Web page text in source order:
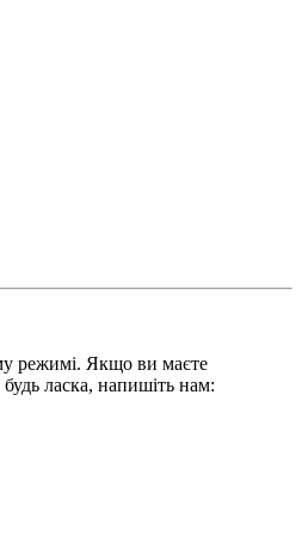
режимі. Якщо ви маєте
ласка, напишіть нам: